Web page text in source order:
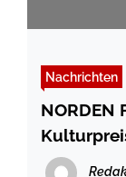
Nachrichten
NORDEN
Rainer